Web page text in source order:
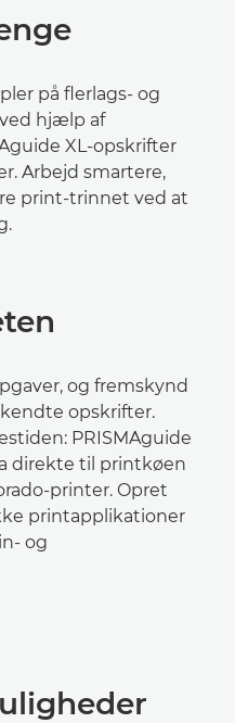
på flerlags- og
hjælp af
XL-opskrifter
Arbejd smartere,
print-trinnet ved at
og fremskynd
opskrifter.
PRISMAguide
direkte til printkøen
printer. Opret
printapplikationer
og